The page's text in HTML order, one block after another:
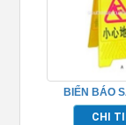
BIỂN BÁO
CHI